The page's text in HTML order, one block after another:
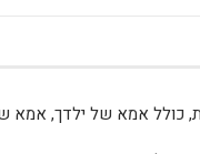
כולל אמא של ילדך, אמא